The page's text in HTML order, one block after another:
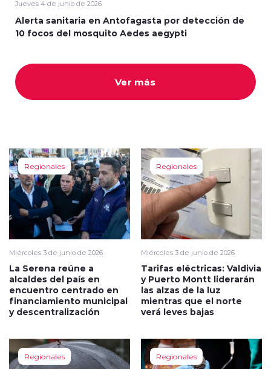
modo claro
Jueves 4 de junio de 2026
Alerta sanitaria en Antofagasta por detección de
10 focos del mosquito Aedes aegypti
Ver más
Regionales
Miércoles 3 de junio de 2026
La Serena reúne a
alcaldes del país en
encuentro centrado en
financiamiento municipal
y descentralización
Regionales
Miércoles 3 de junio de 2026
Tarifas eléctricas: Valdivia
y Puerto Montt liderarán
las alzas de la luz
mientras que el norte
verá leves bajas
Regionales Regionales